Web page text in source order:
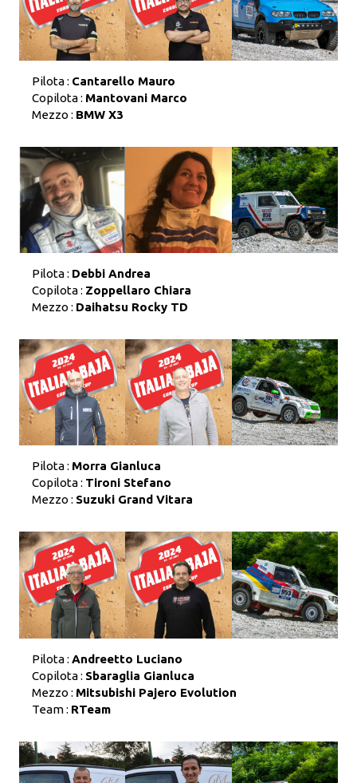
Pilota : Cantarello Mauro
Copilota : Mantovani Marco
Mezzo : BMW X3
Pilota : Debbi Andrea
Copilota : Zoppellaro Chiara
Mezzo : Daihatsu Rocky TD
Pilota : Morra Gianluca
Copilota : Tironi Stefano
Mezzo : Suzuki Grand Vitara
Pilota : Andreetto Luciano
Copilota : Sbaraglia Gianluca
Mezzo : Mitsubishi Pajero Evolution
Team : RTeam